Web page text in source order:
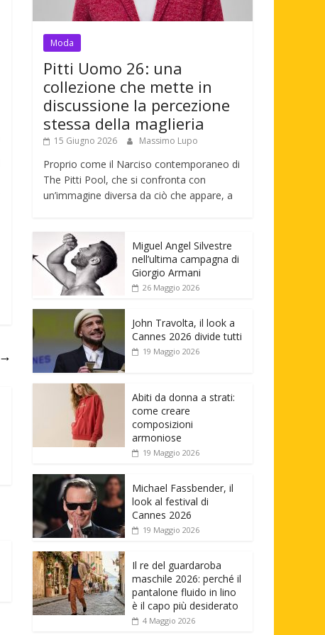
→
Moda
Pitti Uomo 26: una
collezione che mette in
discussione la percezione
stessa della maglieria
15 Giugno 2026 Massimo Lupo
Proprio come il Narciso contemporaneo di
The Pitti Pool, che si confronta con
un’immagine diversa da ciò che appare, a
Miguel Angel Silvestre
nell’ultima campagna di
Giorgio Armani
26 Maggio 2026
John Travolta, il look a
Cannes 2026 divide tutti
19 Maggio 2026
Abiti da donna a strati:
come creare
composizioni
armoniose
19 Maggio 2026
Michael Fassbender, il
look al festival di
Cannes 2026
19 Maggio 2026
Il re del guardaroba
maschile 2026: perché il
pantalone fluido in lino
è il capo più desiderato
4 Maggio 2026